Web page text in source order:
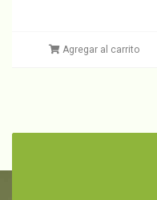
Agregar al carrito